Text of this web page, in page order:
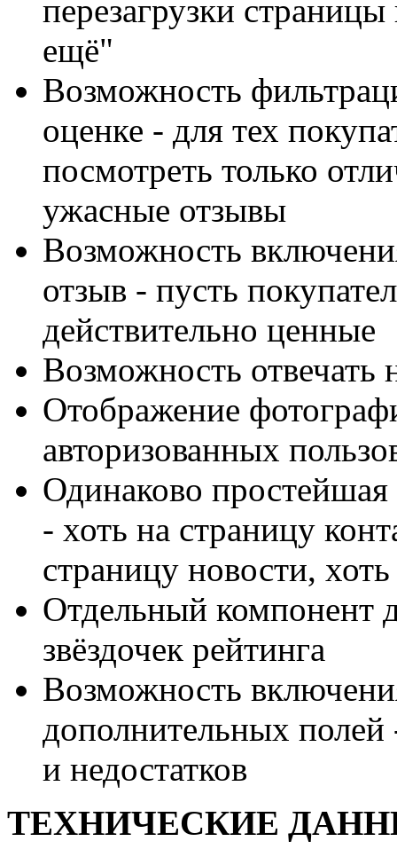
перезагрузки
ещё"
Возможность
оценке - для тех
посмотреть только
ужасные отзывы
Возможность
отзыв - пусть
действительно ценные
Возможность отвечать
Отображение
авторизованных
Одинаково
- хоть на страницу
страницу новости,
Отдельный компонент
звёздочек рейтинга
Возможность
дополнительных полей
и недостатков
ТЕХНИЧЕСКИЕ